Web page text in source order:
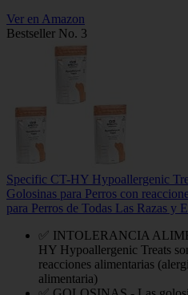
Ver en Amazon
Bestseller No. 3
Specific CT-HY Hypoallergenic
Golosinas para Perros con
para Perros de Todas Las Razas y
✅ INTOLERANCIA
HY Hypoallergenic Treats
reacciones alimentarias
alimentaria)